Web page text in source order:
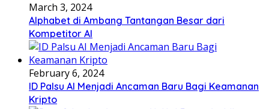
March 3, 2024
Alphabet di Ambang Tantangan Besar dari
Kompetitor AI
February 6, 2024
ID Palsu AI Menjadi Ancaman Baru Bagi Keamanan
Kripto